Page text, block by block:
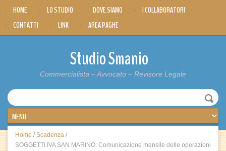
HOME LO STUDIO DOVE SIAMO
I COLLABORATORI
CONTATTI
LINK AREA PAGHE
Studio Smanio
Commercialista – Avvocato – Revisore Legale
Home / Scadenza /
SOGGETTI IVA SAN MARINO: Comunicazione mensile delle operazioni